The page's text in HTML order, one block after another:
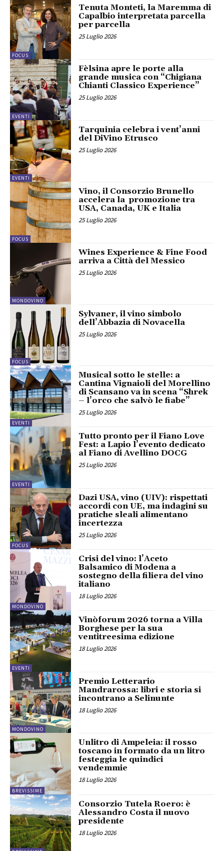
FOCUS
Tenuta Monteti, la Maremma di
Capalbio interpretata parcella
per parcella
25 Luglio 2026
EVENTI
Fèlsina apre le porte alla
grande musica con “Chigiana
Chianti Classico Experience”
25 Luglio 2026
EVENTI
Tarquinia celebra i vent’anni
del DiVino Etrusco
25 Luglio 2026
FOCUS
Vino, il Consorzio Brunello
accelera la promozione tra
USA, Canada, UK e Italia
25 Luglio 2026
MONDOVINO
Wines Experience & Fine Food
arriva a Città del Messico
25 Luglio 2026
FOCUS
Sylvaner, il vino simbolo
dell’Abbazia di Novacella
25 Luglio 2026
EVENTI
Musical sotto le stelle: a
Cantina Vignaioli del Morellino
di Scansano va in scena “Shrek
– l’orco che salvò le fiabe”
25 Luglio 2026
EVENTI
Tutto pronto per il Fiano Love
Fest: a Lapio l’evento dedicato
al Fiano di Avellino DOCG
25 Luglio 2026
FOCUS
Dazi USA, vino (UIV): rispettati
accordi con UE, ma indagini su
pratiche sleali alimentano
incertezza
25 Luglio 2026
MONDOVINO
Crisi del vino: l’Aceto
Balsamico di Modena a
sostegno della filiera del vino
italiano
18 Luglio 2026
EVENTI
Vinòforum 2026 torna a Villa
Borghese per la sua
ventitreesima edizione
18 Luglio 2026
MONDOVINO
Premio Letterario
Mandrarossa: libri e storia si
incontrano a Selinunte
18 Luglio 2026
BREVISSIME
Unlitro di Ampeleia: il rosso
toscano in formato da un litro
festeggia le quindici
vendemmie
18 Luglio 2026
Consorzio Tutela Roero: è
Alessandro Costa il nuovo
presidente
18 Luglio 2026